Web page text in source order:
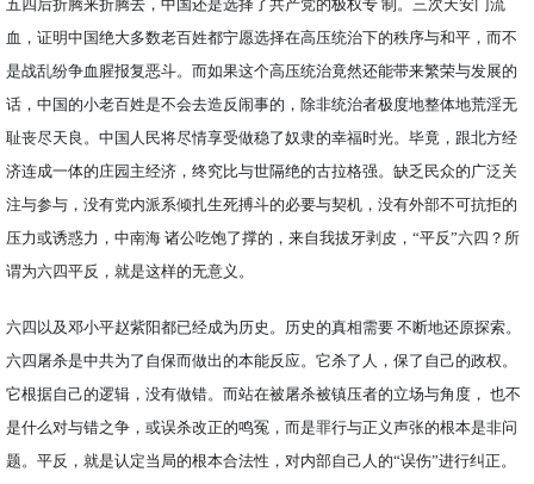
五四后折腾来折腾去，中国还是选择了共产党的极权专 制。三次天安门流
血，证明中国绝大多数老百姓都宁愿选择在高压统治下的秩序与和平，而不
是战乱纷争血腥报复恶斗。而如果这个高压统治竟然还能带来繁荣与发展的
话，中国的小老百姓是不会去造反闹事的，除非统治者极度地整体地荒淫无
耻丧尽天良。中国人民将尽情享受做稳了奴隶的幸福时光。毕竟，跟北方经
济连成一体的庄园主经济，终究比与世隔绝的古拉格强。缺乏民众的广泛关
注与参与，没有党内派系倾扎生死搏斗的必要与契机，没有外部不可抗拒的
压力或诱惑力，中南海 诸公吃饱了撑的，来自我拔牙剥皮，“平反”六四？所
谓为六四平反，就是这样的无意义。
六四以及邓小平赵紫阳都已经成为历史。历史的真相需要 不断地还原探索。
六四屠杀是中共为了自保而做出的本能反应。它杀了人，保了自己的政权。
它根据自己的逻辑，没有做错。而站在被屠杀被镇压者的立场与角度， 也不
是什么对与错之争，或误杀改正的鸣冤，而是罪行与正义声张的根本是非问
题。平反，就是认定当局的根本合法性，对内部自己人的“误伤”进行纠正。